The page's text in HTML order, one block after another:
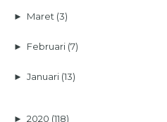
► Maret (3)
► Februari (7)
►Januari (13)
►2020 (118)